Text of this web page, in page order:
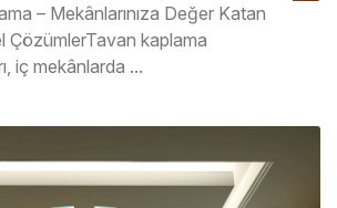
– Mekânlarınıza Değer Katan
ÇözümlerTavan kaplama
iç mekânlarda ...